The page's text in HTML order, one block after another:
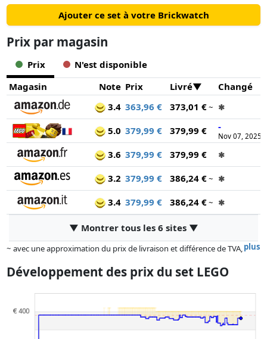
Ajouter ce set à votre Brickwatch
Prix ​​par magasin
Prix
N'est disponible
Magasin
Note Prix Livré
Changé
3.4 363,96 € 373,01 €~ ✱
5.0 379,99 € 379,99 € -
Nov 07, 2025
3.6 379,99 € 379,99 € ✱
3.2 379,99 € 386,24 €~ ✱
3.4 379,99 € 386,24 €~ ✱
▼ Montrer tous les 6 sites ▼
plus
~ avec une approximation du prix de livraison et différence de TVA,
Les prix et la disponibilité peuvent avoir changé depuis la dernière mise
que les réalisations historiques peuvent influencer l'ordre.
Développement des prix du set LEGO